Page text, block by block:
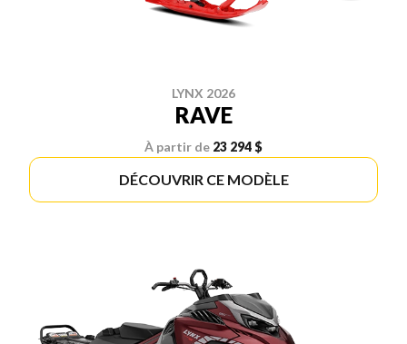
LYNX 2026
RAVE
À partir de 23 294 $
DÉCOUVRIR CE MODÈLE